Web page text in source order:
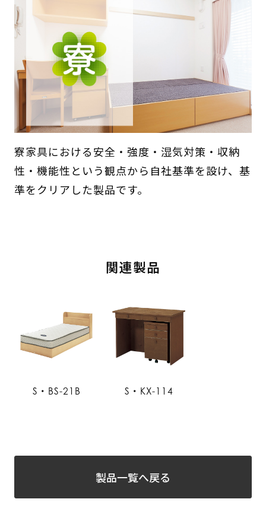
寮家具における安全・強度・湿気対策・収納
性・機能性という観点から自社基準を設け、基
準をクリアした製品です。
関連製品
S・BS-21B S・KX-114
製品一覧へ戻る